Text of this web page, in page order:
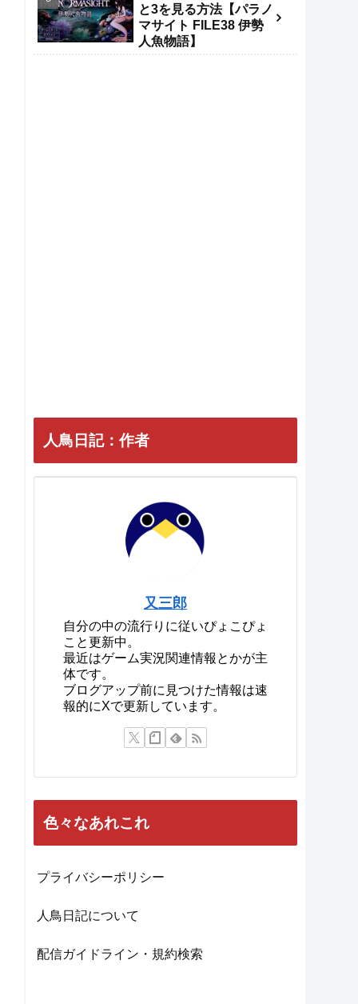
と3を見る方法【パラノ
マサイト FILE38 伊勢
人魚物語】
人鳥日記：作者
又三郎
自分の中の流行りに従いぴょこぴょ
こと更新中。
最近はゲーム実況関連情報とかが主
体です。
ブログアップ前に見つけた情報は速
報的にXで更新しています。
色々なあれこれ
プライバシーポリシー
人鳥日記について
配信ガイドライン・規約検索